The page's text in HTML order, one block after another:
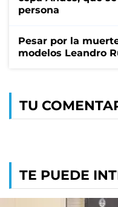
persona
Pesar por la
modelos Leandro
TU
TE PUEDE